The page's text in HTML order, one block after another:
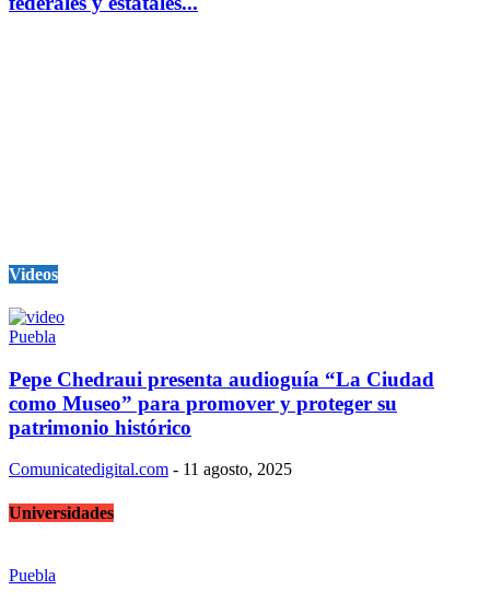
Videos
Puebla
Pepe Chedraui presenta audioguía “La Ciudad
como Museo” para promover y proteger su
patrimonio histórico
Comunicatedigital.com - 11 agosto, 2025
Universidades
Puebla